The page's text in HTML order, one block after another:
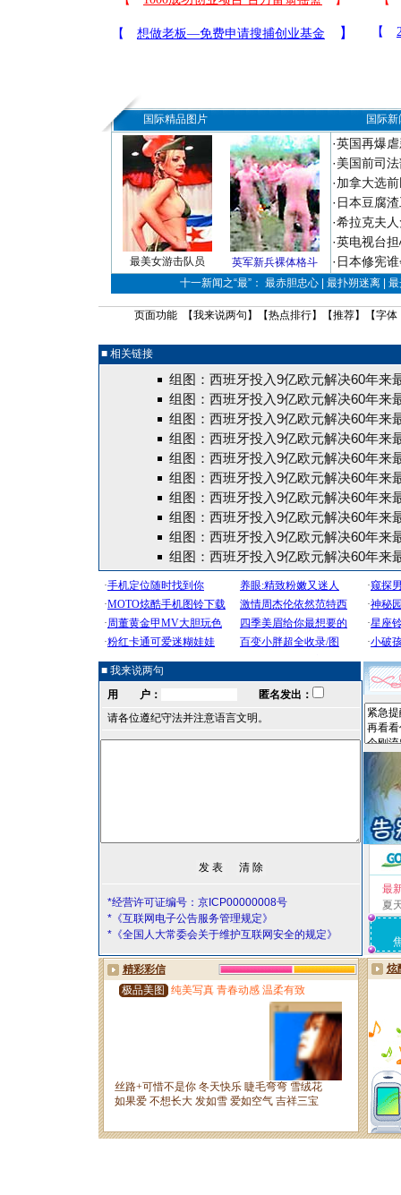
国际精品图片 国际
最美女游击队员 英军新兵裸体格斗
·英国再爆
·美国前司
·加拿大选
· 日本豆腐
·希拉克夫
·英电视台
· 日本修宪
十一新闻之“最”： 最赤胆忠心 | 最扑朔迷离 |
页面功能 【我来说两句 】【热点排行】【推荐】【字体
■ 相关链接
组图：西班牙投入9亿欧元解决60年来
组图：西班牙投入9亿欧元解决60年来
组图：西班牙投入9亿欧元解决60年来
组图：西班牙投入9亿欧元解决60年来
组图：西班牙投入9亿欧元解决60年来
组图：西班牙投入9亿欧元解决60年来
组图：西班牙投入9亿欧元解决60年来
组图：西班牙投入9亿欧元解决60年来
组图：西班牙投入9亿欧元解决60年来
组图：西班牙投入9亿欧元解决60年来
■ 我来说两句
用 户：
匿名发出：
请各位遵纪守法并注意语言文明。
*经营许可证编号：京ICP00000008号
*《互联网电子公告服务管理规定》
*《全国人大常委会关于维护互联网安全的规定》
最
夏